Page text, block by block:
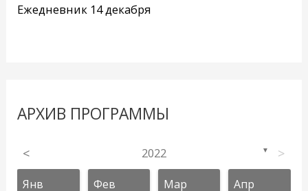
Ежедневник 14 декабря
АРХИВ ПРОГРАММЫ
< 2022 ▼ >
Янв Фев Мар Апр